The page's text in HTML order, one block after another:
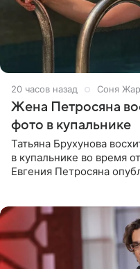
20 часов назад Соня
Жена Петросяна
фото в купальнике
Татьяна Брухунова
в купальнике во время
Евгения Петросяна